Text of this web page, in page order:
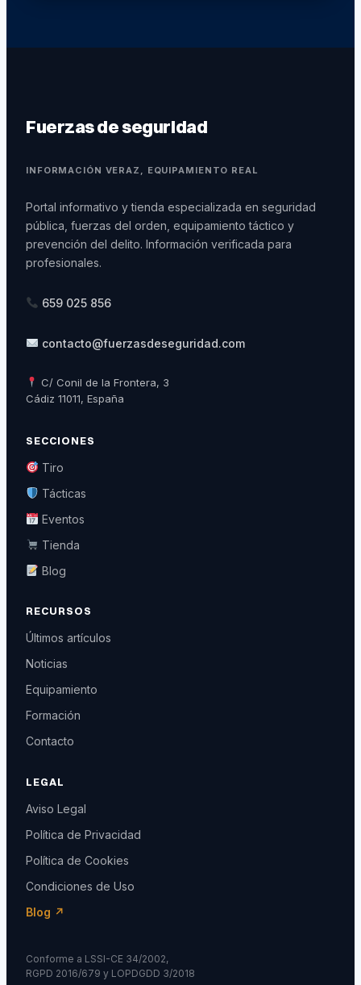
Fuerzas de seguridad
INFORMACIÓN VERAZ, EQUIPAMIENTO REAL
Portal informativo y tienda especializada en seguridad
pública, fuerzas del orden, equipamiento táctico y
prevención del delito. Información verificada para
profesionales.
659 025 856
contacto@fuerzasdeseguridad.com
C/ Conil de la Frontera, 3
Cádiz 11011, España
SECCIONES
Tiro
Tácticas
Eventos
Tienda
Blog
RECURSOS
Últimos artículos
Noticias
Equipamiento
Formación
Contacto
LEGAL
Aviso Legal
Política de Privacidad
Política de Cookies
Condiciones de Uso
Blog ↗
Conforme a LSSI-CE 34/2002,
RGPD 2016/679 y LOPDGDD 3/2018